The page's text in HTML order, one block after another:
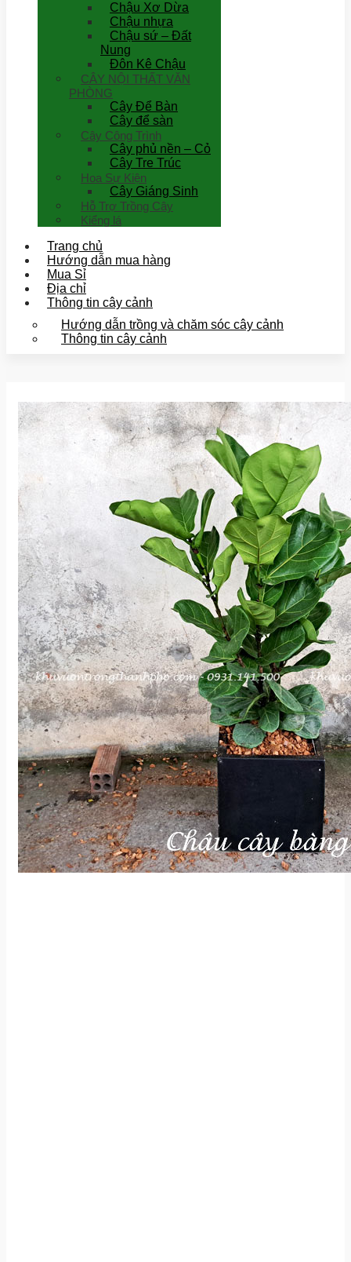
Chậu Xơ Dừa
Chậu nhựa
Chậu sứ – Đất
Nung
Đôn Kê Chậu
CÂY NỘI THẤT VĂN
PHÒNG
Cây Để Bàn
Cây để sàn
Cây Công Trình
Cây phủ nền – Cỏ
Cây Tre Trúc
Hoa Sự Kiện
Cây Giáng Sinh
Hỗ Trợ Trồng Cây
Kiểng lá
Trang chủ
Hướng dẫn mua hàng
Mua Sỉ
Địa chỉ
Thông tin cây cảnh
Hướng dẫn trồng và chăm sóc cây cảnh
Thông tin cây cảnh